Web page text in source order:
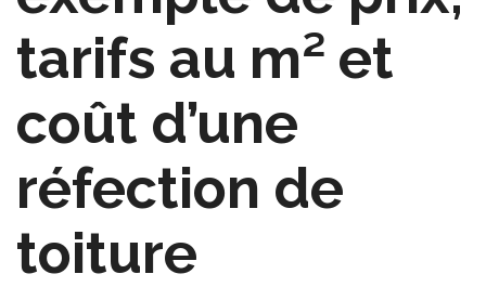
tarifs au m² et
coût d’une
réfection de
toiture